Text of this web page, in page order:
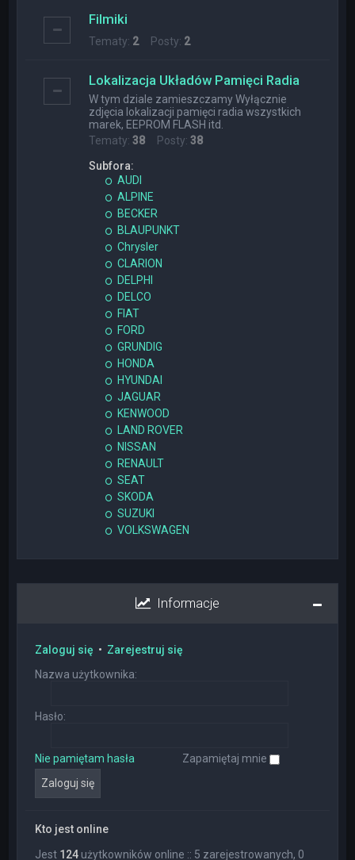
Filmiki
Tematy: 2Posty: 2
Lokalizacja Układów Pamięci Radia
W tym dziale zamieszczamy Wyłącznie
zdjęcia lokalizacji pamięci radia wszystkich
marek, EEPROM FLASH itd.
Tematy:38 Posty:38
Subfora:
AUDI
ALPINE
BECKER
BLAUPUNKT
Chrysler
CLARION
DELPHI
DELCO
FIAT
FORD
GRUNDIG
HONDA
HYUNDAI
JAGUAR
KENWOOD
LAND ROVER
NISSAN
RENAULT
SEAT
SKODA
SUZUKI
VOLKSWAGEN
Informacje
Zaloguj się • Zarejestruj się
Nazwa użytkownika:
Hasło:
Nie pamiętam hasła Zapamiętaj mnie
Kto jest online
Jest 124 użytkowników online :: 5 zarejestrowanych, 0